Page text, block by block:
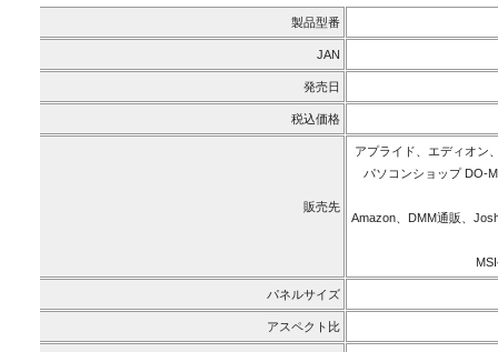
製品型番
JAN
発売日
税込価格
販売先
アプライド、エディオン
パソコンショップ DO-
Amazon、DMM通販、
パネルサイズ
アスペクト比